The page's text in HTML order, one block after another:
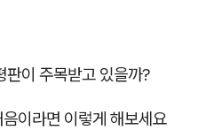
판이 주목받고 있을까?
이라면 이렇게 해보세요